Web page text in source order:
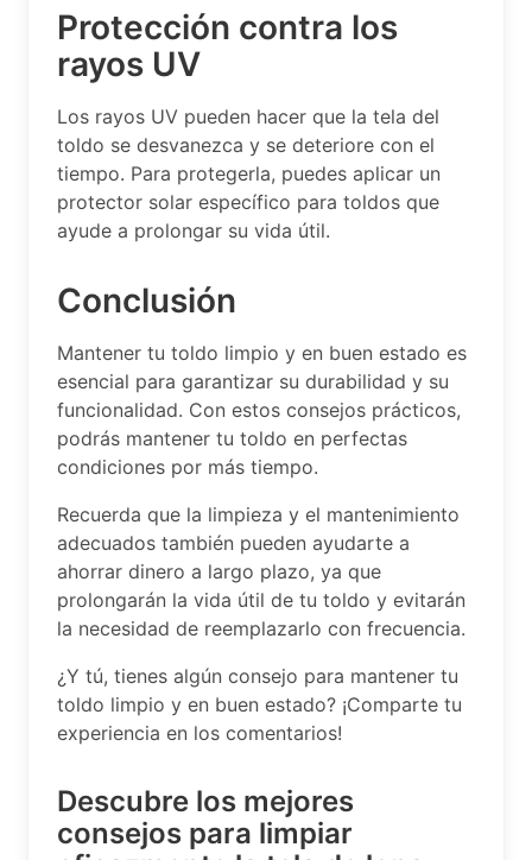
Protección contra los
rayos UV
Los rayos UV pueden hacer que la tela del
toldo se desvanezca y se deteriore con el
tiempo. Para protegerla, puedes aplicar un
protector solar específico para toldos que
ayude a prolongar su vida útil.
Conclusión
Mantener tu toldo limpio y en buen estado es
esencial para garantizar su durabilidad y su
funcionalidad. Con estos consejos prácticos,
podrás mantener tu toldo en perfectas
condiciones por más tiempo.
Recuerda que la limpieza y el mantenimiento
adecuados también pueden ayudarte a
ahorrar dinero a largo plazo, ya que
prolongarán la vida útil de tu toldo y evitarán
la necesidad de reemplazarlo con frecuencia.
¿Y tú, tienes algún consejo para mantener tu
toldo limpio y en buen estado? ¡Comparte tu
experiencia en los comentarios!
Descubre los mejores
consejos para limpiar